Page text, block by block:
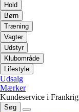
Hold
Børn
Træning
Vagter
Udstyr
Klubområde
Lifestyle
Udsalg
Mærker
Kundeservice i Frankrig
Søg